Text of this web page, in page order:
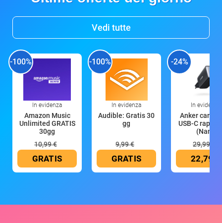
Vedi tutte
-100%
In evidenza
Amazon Music
Unlimited GRATIS
30gg
10,99 €
GRATIS
-100%
In evidenza
Audible: Gratis 30
gg
9,99 €
GRATIS
-24%
In evidenza
Anker
USB-C rapido
(Nano
29,99 €
22,79 €